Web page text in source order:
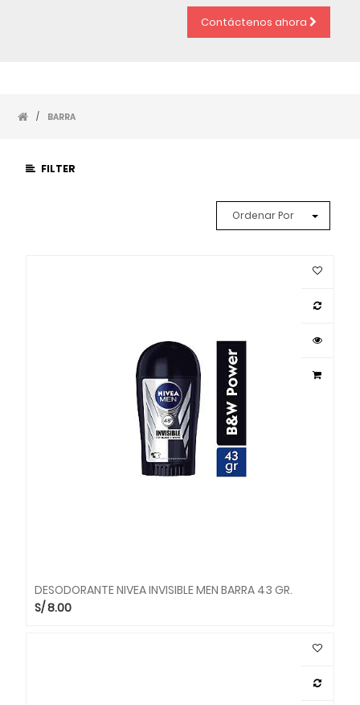
Contáctenos ahora
/ BARRA
FILTER
Ordenar Por
DESODORANTE NIVEA INVISIBLE MEN BARRA 43 GR.
S/8.00